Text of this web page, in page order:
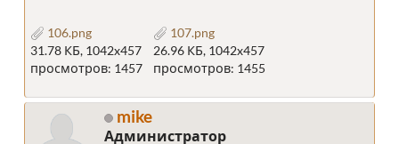
106.png
31.78 КБ, 1042x457
просмотров: 1457
107.png
26.96 КБ, 1042x457
просмотров: 1455
mike
Администратор